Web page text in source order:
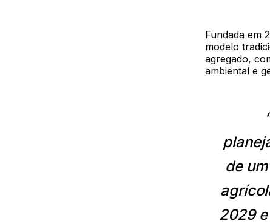
Fundada em
modelo
agregado,
ambiental e
de
2029